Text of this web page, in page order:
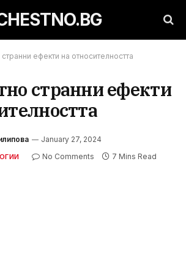
ефекти на относителността
странни ефекти
January 27, 2024
No Comments 7 Mins Read